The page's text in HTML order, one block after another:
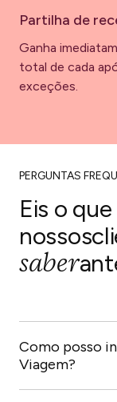
Partilha de
Ganha
total de cada
exceções.
PERGUNTAS
Eis o
nossos
saber
Como posso
Viagem?
É fácil! Enviar-